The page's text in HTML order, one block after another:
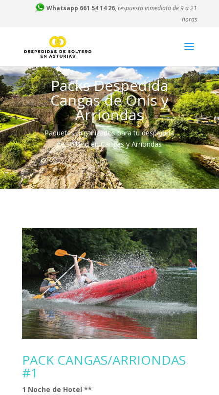
Whatsapp 661 54 14 26,respuesta inmediatade 9 a 21
horas
Packs Despedida
Cangas de Onís y
Arriondas
Paquetes organizados para tu despedida
de soltero en Cangas y Arriondas
PACK CANGAS/ARRIONDAS
#1
1 Noche de Hotel **